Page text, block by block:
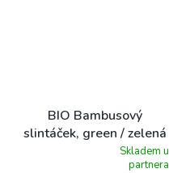
BIO Bambusový
slintáček, green / zelená
Skladem u
partnera